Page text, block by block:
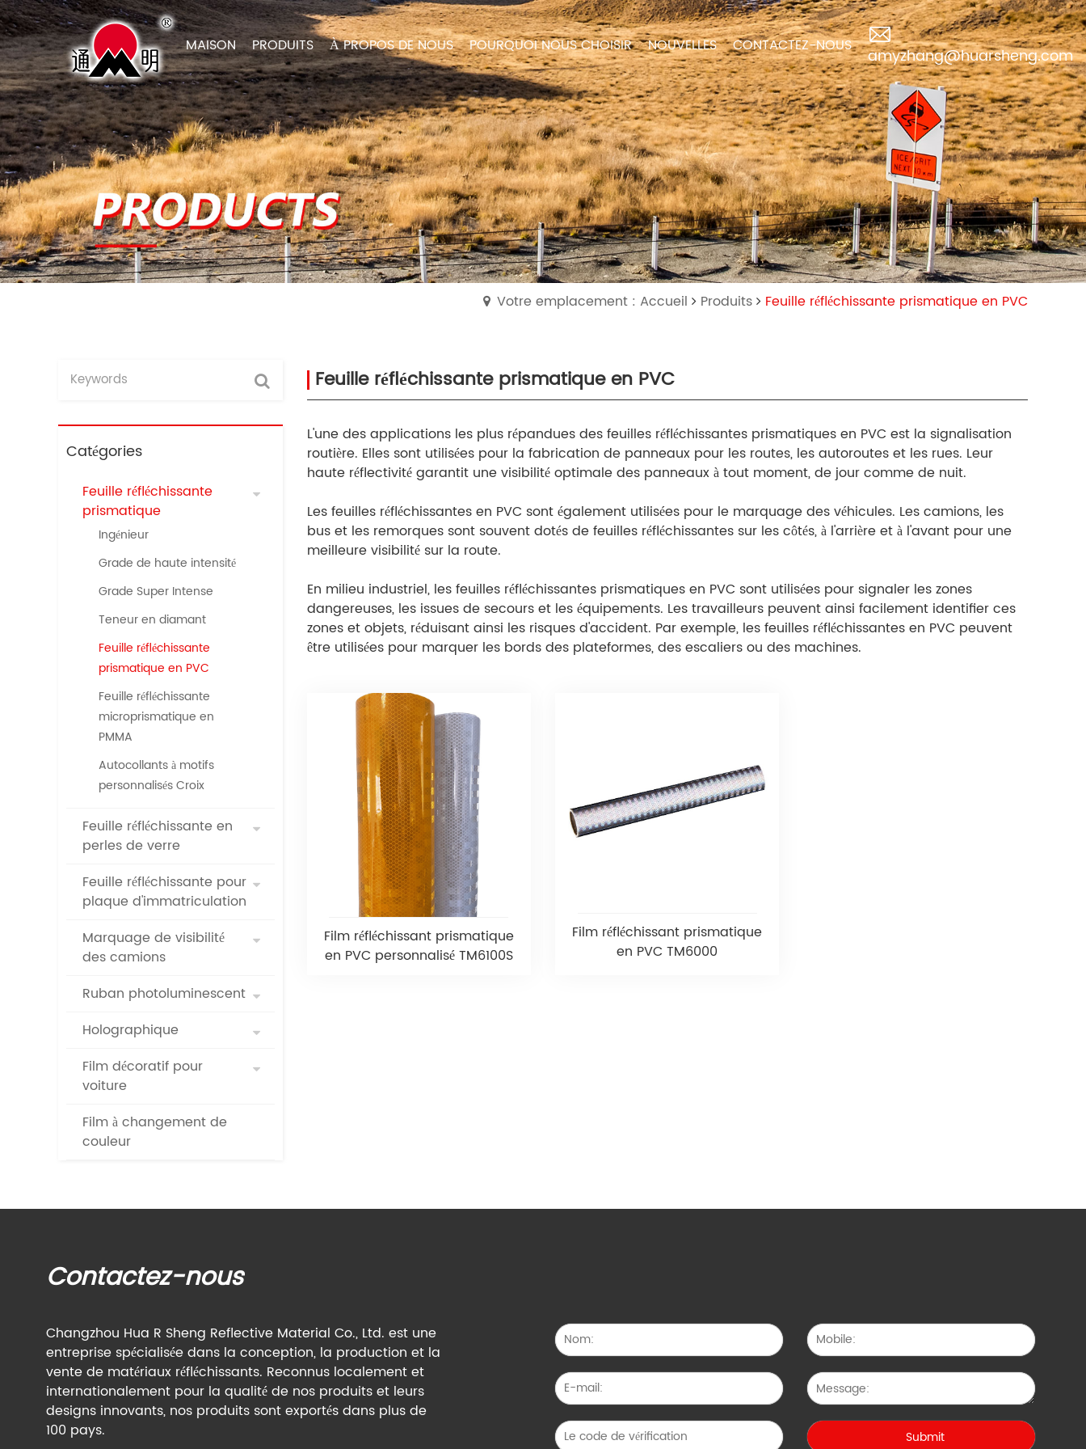
MAISON PRODUITS À PROPOS DE NOUS POURQUOI NOUS CHOISIR NOUVELLES CONTACTEZ-NOUS amyzhang@huarsheng.com
Votre emplacement : Accueil Produits Feuille réfléchissante prismatique en PVC
Catégories
Feuille réfléchissante
prismatique
Ingénieur
Grade de haute intensité
Grade Super Intense
Teneur en diamant
Feuille réfléchissante
prismatique en PVC
Feuille réfléchissante
microprismatique en
PMMA
Autocollants à motifs
personnalisés Croix
Feuille réfléchissante en
perles de verre
Feuille réfléchissante pour
plaque d'immatriculation
Marquage de visibilité
des camions
Ruban photoluminescent
Holographique
Film décoratif pour
voiture
Film à changement de
couleur
Feuille réfléchissante prismatique en PVC
L'une des applications les plus répandues des feuilles réfléchissantes prismatiques en PVC est la signalisation
routière. Elles sont utilisées pour la fabrication de panneaux pour les routes, les autoroutes et les rues. Leur
haute réflectivité garantit une visibilité optimale des panneaux à tout moment, de jour comme de nuit.
Les feuilles réfléchissantes en PVC sont également utilisées pour le marquage des véhicules. Les camions, les
bus et les remorques sont souvent dotés de feuilles réfléchissantes sur les côtés, à l'arrière et à l'avant pour une
meilleure visibilité sur la route.
En milieu industriel, les feuilles réfléchissantes prismatiques en PVC sont utilisées pour signaler les zones
dangereuses, les issues de secours et les équipements. Les travailleurs peuvent ainsi facilement identifier ces
zones et objets, réduisant ainsi les risques d'accident. Par exemple, les feuilles réfléchissantes en PVC peuvent
être utilisées pour marquer les bords des plateformes, des escaliers ou des machines.
Film réfléchissant prismatique
en PVC personnalisé TM6100S
Film réfléchissant prismatique
en PVC TM6000
Contactez-nous
Changzhou Hua R Sheng Reflective Material Co., Ltd. est une
entreprise spécialisée dans la conception, la production et la
vente de matériaux réfléchissants. Reconnus localement et
internationalement pour la qualité de nos produits et leurs
designs innovants, nos produits sont exportés dans plus de
100 pays.